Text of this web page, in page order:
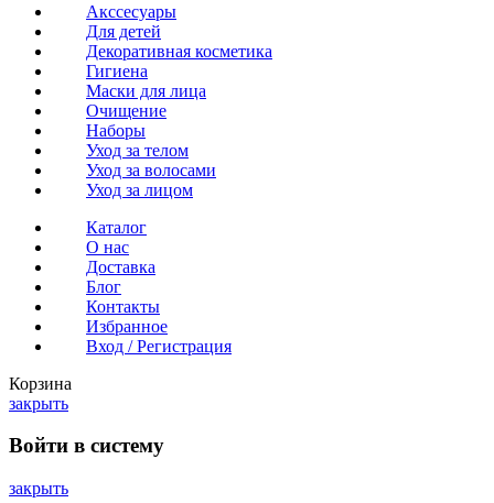
Акссесуары
Для детей
Декоративная косметика
Гигиена
Маски для лица
Очищение
Наборы
Уход за телом
Уход за волосами
Уход за лицом
Каталог
О нас
Доставка
Блог
Контакты
Избранное
Вход / Регистрация
Корзина
закрыть
Войти в систему
закрыть